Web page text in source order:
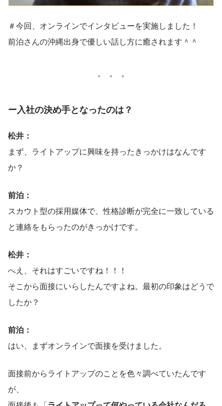
＃今回、オンラインでインタビューを実施しました！
前泊さんの沖縄出身で優しい話し方に癒されます＾＾
ー入社の決め手となったのは？
松井：
まず、ライトアップに興味を持ったきっかけはなんです
か？
前泊：
スカウト型の採用媒体で、性格診断が完全に一致している
と連絡をもらったのがきっかけです。
松井：
へえ、それはすごいですね！！！
そこから面接にいらしたんですよね。最初の印象はどうで
したか？
前泊：
はい、まずオンラインで面接を受けました。
面接前からライトアップのことを色々調べていたんです
が、